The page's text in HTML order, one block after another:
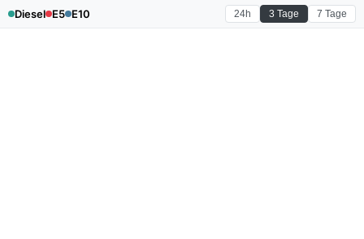
Diesel E5 E10 24h 3 Tage 7 Tage